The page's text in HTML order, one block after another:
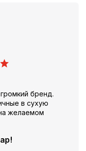
бренд.
в сухую
желаемом